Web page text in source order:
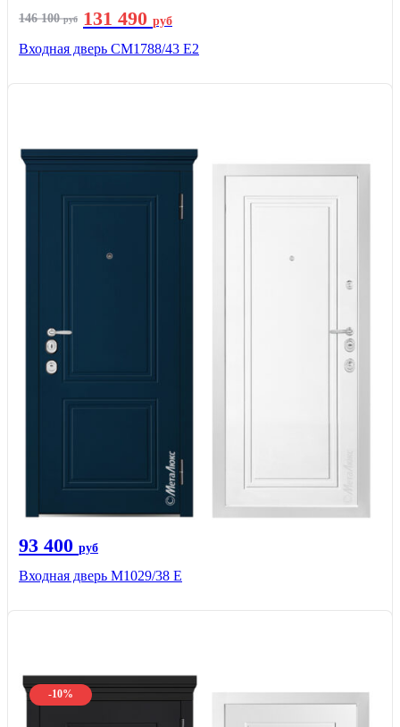
146 100руб 131 490 руб
Входная дверь СМ1788/43 E2
93 400 руб
Входная дверь М1029/38 E
-10%